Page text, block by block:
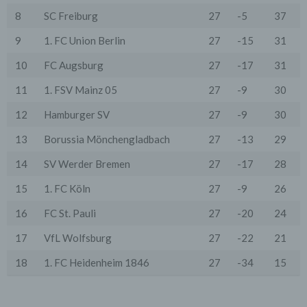
8
SC Freiburg 27 -5
37
9
1. FC Union Berlin 27 -15
31
10
FC Augsburg 27 -17
31
11
1. FSV Mainz 05 27 -9
30
12
Hamburger SV 27 -9
30
13
Borussia Mönchengladbach 27 -13
29
14
SV Werder Bremen 27 -17
28
15
1. FC Köln 27 -9
26
16
FC St. Pauli 27 -20
24
17
VfL Wolfsburg 27 -22
21
18
1. FC Heidenheim 1846 27 -34 15
5. Cookies & Reichweitenmessung
Cookies sind Informationen, die von unserem
Webserver oder Webservern Dritter an die Web-
Browser der Nutzer übertragen und dort für einen
von Cookies im Rahmen pseudonymer
dieser Datenschutzerklärung informiert.
Die Betrachtung dieses Onlineangebotes ist auch unter
nicht möchten, dass Cookies auf ihrem Rechner
entsprechende Option in den Systemeinstellungen
können in den Systemeinstellungen des Browsers
zu Funktionseinschränkungen dieses Onlineangebotes
Es besteht die Möglichkeit, viele Online-Anzeigen-
Cookies von Unternehmen über die US-amerikanische
Seite http://www.aboutads.info/choices oder die EU-